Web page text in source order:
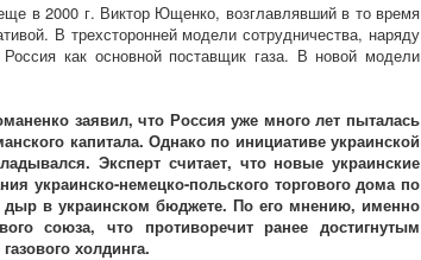
в 2000 г. Виктор Ющенко, возглавлявший в то время
В трехсторонней модели сотрудничества, наряду
как основной поставщик газа. В новой модели
заявил, что Россия уже много лет пыталась
капитала. Однако по инициативе украинской
Эксперт считает, что новые украинские
украинско-немецко-польского торгового дома по
дыр в украинском бюджете. По его мнению, именно
союза, что противоречит ранее достигнутым
холдинга.